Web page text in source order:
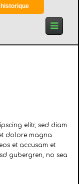
historique
elitr, sed diam
dolore magna
et accusam et
gubergren, no sea